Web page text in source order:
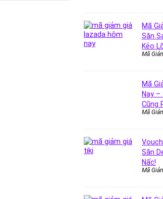
Mã
Săn
Kẻo
Mã
Mã
Nay –
Cũng
Mã
Săn
Nấc!
Mã